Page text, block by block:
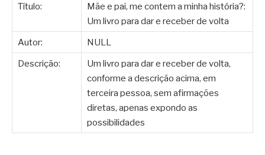
Título:
Mãe e pai, me contem a minha história?:
Um livro para dar e receber de volta
Autor:
NULL
Descrição:
Um livro para dar e receber de volta,
conforme a descrição acima, em
terceira pessoa, sem afirmações
diretas, apenas expondo as
possibilidades